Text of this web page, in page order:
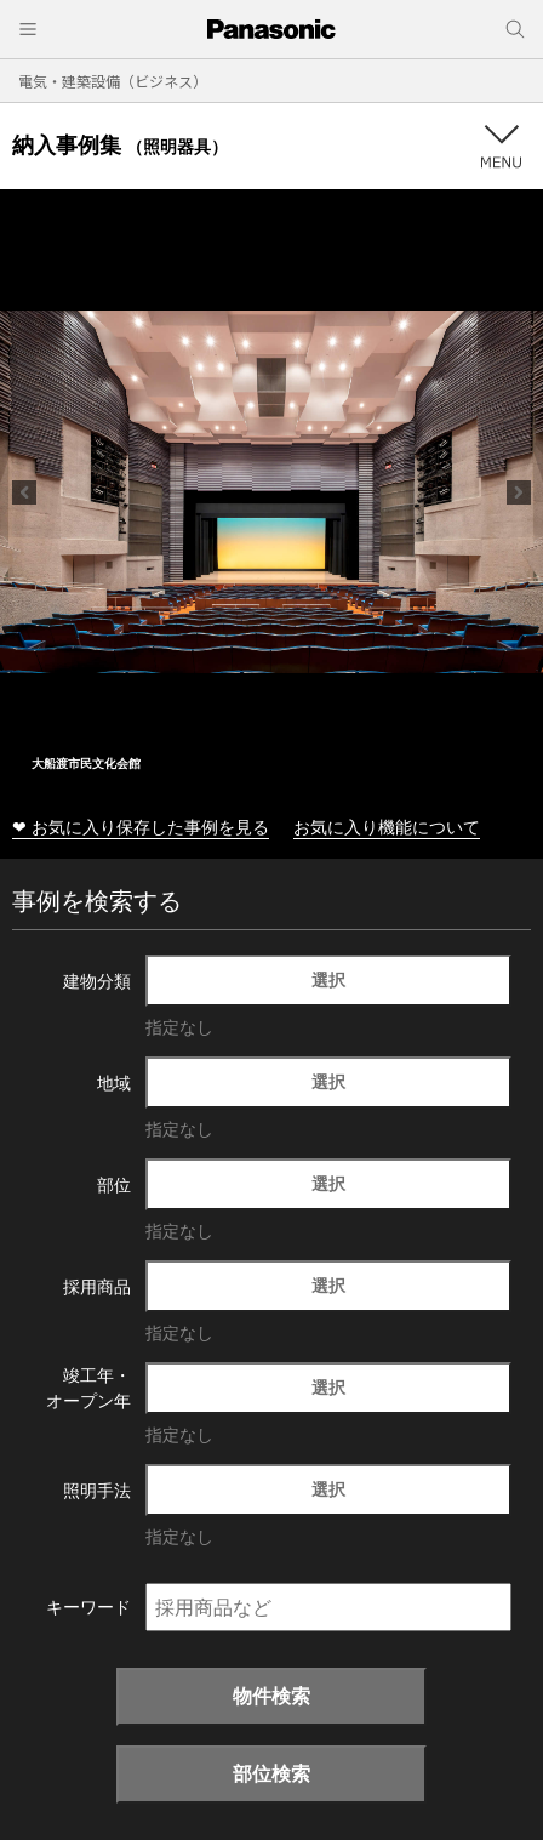
電気・建築設備（ビジネス）
納入事例集 （照明器具）
大船渡市民文化会館
❤ お気に入り保存した事例を見る お気に入り機能について
事例を検索する
建物分類 選択
指定なし
地域 選択
指定なし
部位 選択
指定なし
採用商品 選択
指定なし
竣工年・
オープン年
選択
指定なし
照明手法 選択
指定なし
キーワード
物件検索
部位検索